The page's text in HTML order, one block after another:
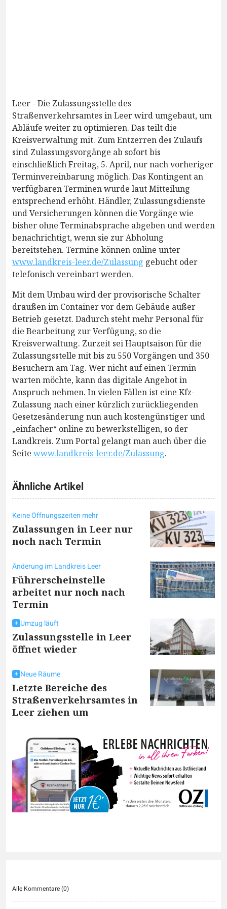
Leer - Die Zulassungsstelle des
Straßenverkehrsamtes in Leer wird umgebaut, um
Abläufe weiter zu optimieren. Das teilt die
Kreisverwaltung mit. Zum Entzerren des Zulaufs
sind Zulassungsvorgänge ab sofort bis
einschließlich Freitag, 5. April, nur nach vorheriger
Terminvereinbarung möglich. Das Kontingent an
verfügbaren Terminen wurde laut Mitteilung
entsprechend erhöht. Händler, Zulassungsdienste
und Versicherungen können die Vorgänge wie
bisher ohne Terminabsprache abgeben und werden
benachrichtigt, wenn sie zur Abholung
bereitstehen. Termine können online unter
www.landkreis-leer.de/Zulassung gebucht oder
telefonisch vereinbart werden.
Mit dem Umbau wird der provisorische Schalter
draußen im Container vor dem Gebäude außer
Betrieb gesetzt. Dadurch steht mehr Personal für
die Bearbeitung zur Verfügung, so die
Kreisverwaltung. Zurzeit sei Hauptsaison für die
Zulassungsstelle mit bis zu 550 Vorgängen und 350
Besuchern am Tag. Wer nicht auf einen Termin
warten möchte, kann das digitale Angebot in
Anspruch nehmen. In vielen Fällen ist eine Kfz-
Zulassung nach einer kürzlich zurückliegenden
Gesetzesänderung nun auch kostengünstiger und
„einfacher“ online zu bewerkstelligen, so der
Landkreis. Zum Portal gelangt man auch über die
Seite www.landkreis-leer.de/Zulassung.
Ähnliche Artikel
Keine Öffnungszeiten mehr
Zulassungen in Leer nur
noch nach Termin
Änderung im Landkreis Leer
Führerscheinstelle
arbeitet nur noch nach
Termin
Umzug läuft
Zulassungsstelle in Leer
öffnet wieder
Neue Räume
Letzte Bereiche des
Straßenverkehrsamtes in
Leer ziehen um
Alle Kommentare (0)